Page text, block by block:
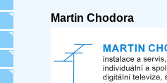
Martin Chodora